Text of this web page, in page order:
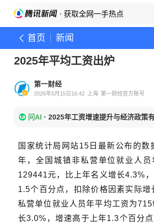
· 获取全网一手热点
首页 新闻
2025年平均工资出炉
第一财经
2026年5月15日16:42 上海 第一财经官方账号
问AI · 2025年工资增速提升与经济政策有
国家统计局网站15日最新公布的数
年，全国城镇非私营单位就业人员
129441元，比上年名义增长4.3%
1.5个百分点，扣除价格因素实际增
私营单位就业人员年平均工资为
长3.0%，增速高于上年1.3个百分